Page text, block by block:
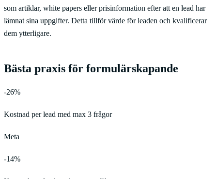
som artiklar, white papers eller prisinformation efter att en lead har
lämnat sina uppgifter. Detta tillför värde för leaden och kvalificerar
dem ytterligare.
Bästa praxis för formulärskapande
-26%
Kostnad per lead med max 3 frågor
Meta
-14%